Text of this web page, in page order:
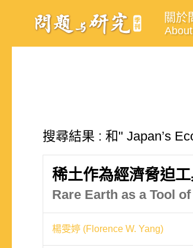
關於
搜尋結果 : 和" Japan’s
稀土作為經濟脅迫
Rare Earth as a Tool
楊雯婷 (Florence W. Yang)